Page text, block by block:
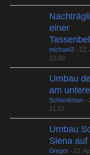
einer
michael2 - 22.
22:00
Umbau
am
Schlenkman -
21:57
Umbau
Siena auf
Gregor - 22.